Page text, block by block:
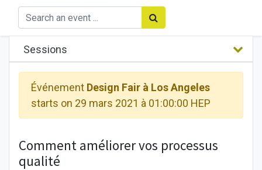
Sessions
Événement Design Fair à Los Angeles
starts on 29 mars 2021 à 01:00:00 HEP
Comment améliorer vos processus
qualité